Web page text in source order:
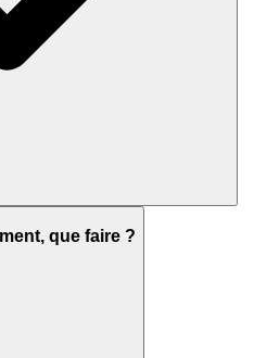
que faire ?